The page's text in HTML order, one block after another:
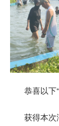
恭喜以下
获得本次